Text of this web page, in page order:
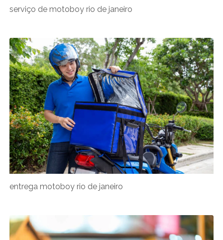
serviço de motoboy rio de janeiro
entrega motoboy rio de janeiro